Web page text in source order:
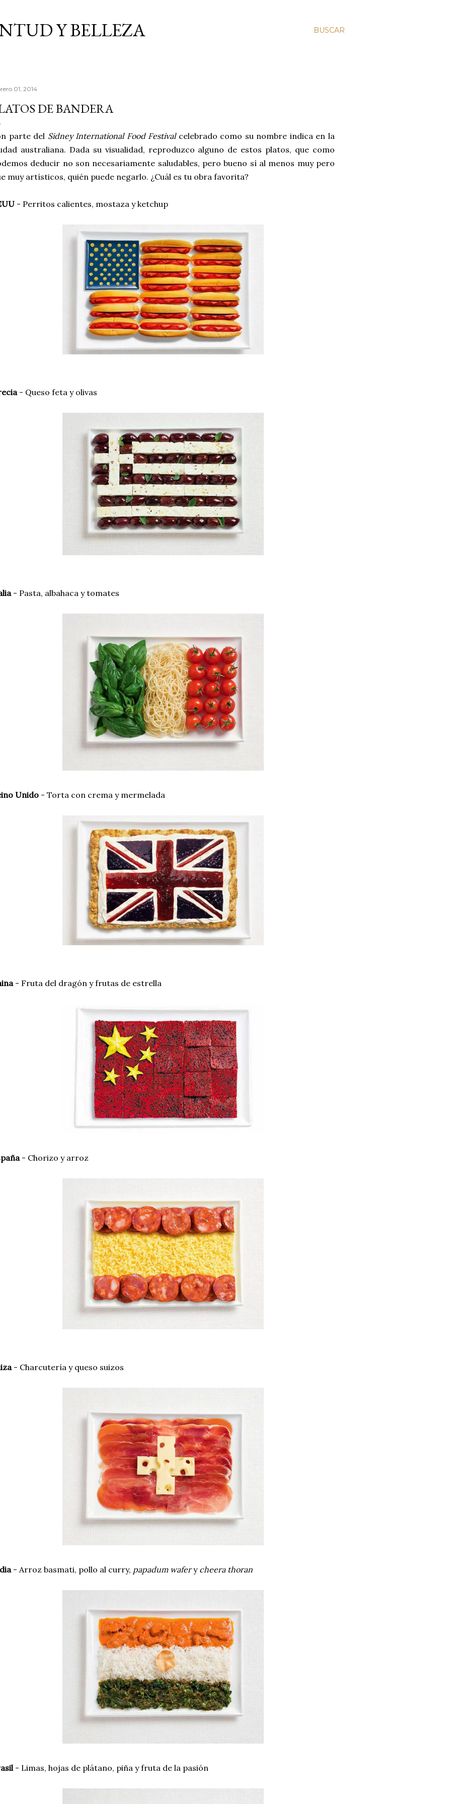
BUSCAR
Y BELLEZA
01, 2014
DE BANDERA
parte del Sidney International Food Festivalcelebrado como su nombre indica en la
australiana. Dada su visualidad, reproduzco alguno de estos platos, que como
deducir no son necesariamente saludables, pero bueno sí al menos muy pero
muy artísticos, quién puede negarlo. ¿Cuál es tu obra favorita?
- Perritos calientes, mostaza y ketchup
- Queso feta y olivas
- Pasta, albahaca y tomates
Unido - Torta con crema y mermelada
- Fruta del dragón y frutas de estrella
- Chorizo y arroz
- Charcutería y queso suizos
- Arroz basmati, pollo al curry, papadum wafery cheera thoran
- Limas, hojas de plátano, piña y fruta de la pasión